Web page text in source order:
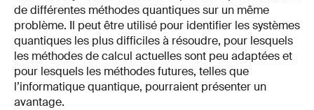
de différentes méthodes quantiques sur un même
problème. Il peut être utilisé pour identifier les systèmes
quantiques les plus difficiles à résoudre, pour lesquels
les méthodes de calcul actuelles sont peu adaptées et
pour lesquels les méthodes futures, telles que
l’informatique quantique, pourraient présenter un
avantage.